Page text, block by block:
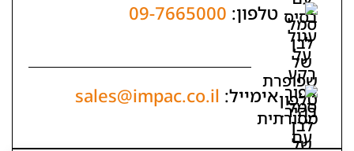
טלפון:
אימייל: